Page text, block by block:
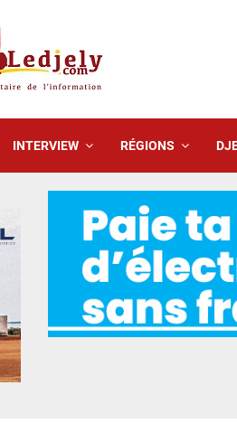
INTERVIEW RÉGIONS